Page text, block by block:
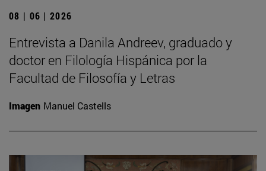
08 | 06 | 2026
Entrevista a Danila Andreev, graduado y
doctor en Filología Hispánica por la
Facultad de Filosofía y Letras
Imagen Manuel Castells